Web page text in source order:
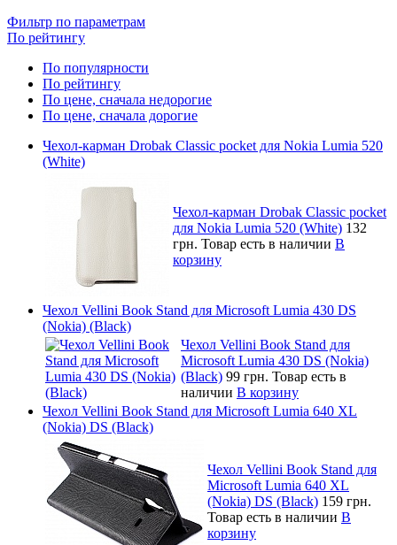
Фильтр по параметрам
По рейтингу
По популярности
По рейтингу
По цене, сначала недорогие
По цене, сначала дорогие
Чехол-карман Drobak Classic pocket для Nokia Lumia 520
(White)
Чехол-карман Drobak Classic pocket
для Nokia Lumia 520 (White) 132
грн. Товар есть в наличии В
корзину
Чехол Vellini Book Stand для Microsoft Lumia 430 DS
(Nokia) (Black)
Чехол Vellini Book Stand для
Microsoft Lumia 430 DS (Nokia)
(Black) 99 грн. Товар есть в
наличии В корзину
Чехол Vellini Book Stand для Microsoft Lumia 640 XL
(Nokia) DS (Black)
Чехол Vellini Book Stand для
Microsoft Lumia 640 XL
(Nokia) DS (Black) 159 грн.
Товар есть в наличии В
корзину